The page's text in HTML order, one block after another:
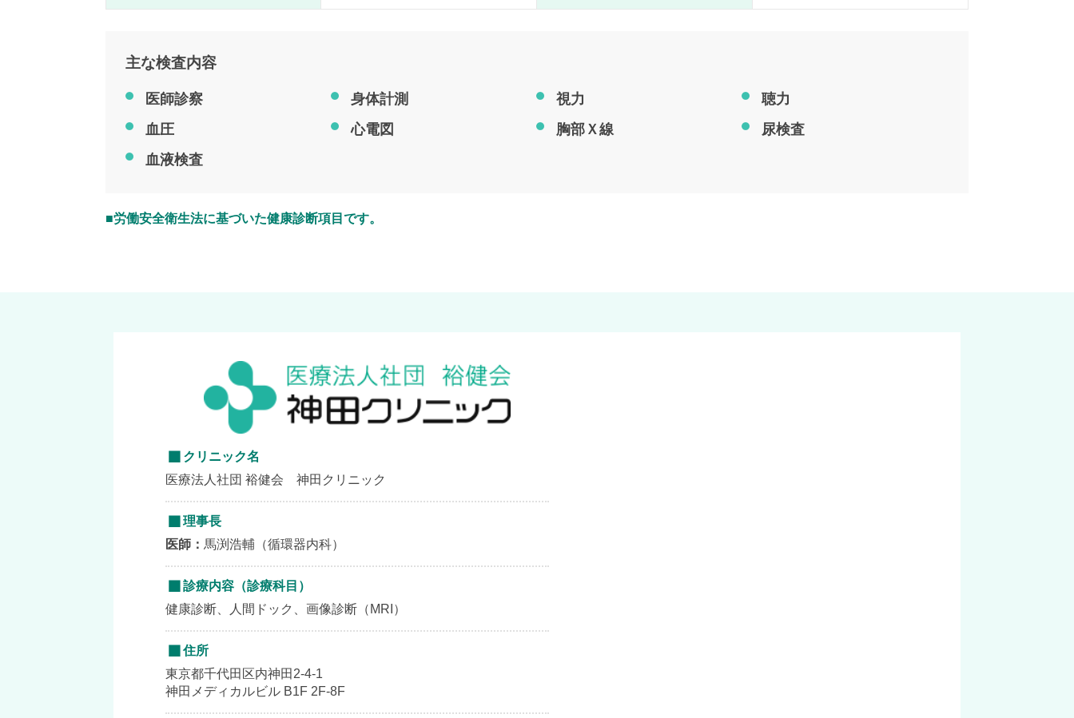
主な検査内容
医師診察 身体計測 視力
聴力
血圧
心電図 胸部Ｘ線
尿検査
血液検査
■労働安全衛生法に基づいた健康診断項目です。
クリニック名
医療法人社団 裕健会 神田クリニック
理事長
医師： 馬渕浩輔（循環器内科）
診療内容（診療科目）
健康診断、人間ドック、画像診断（MRI）
住所
東京都千代田区内神田2-4-1
神田メディカルビル B1F 2F-8F